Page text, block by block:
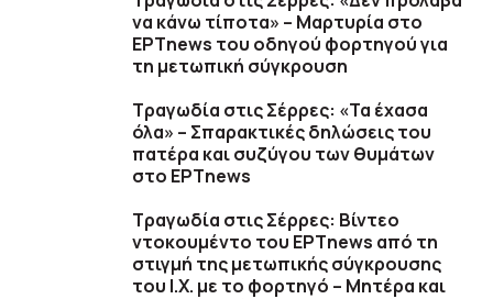
να κάνω τίποτα» – Μαρτυρία στο
ΕΡΤnews του οδηγού φορτηγού για
τη μετωπική σύγκρουση
Τραγωδία στις Σέρρες: «Τα έχασα
όλα» – Σπαρακτικές δηλώσεις του
πατέρα και συζύγου των θυμάτων
στο ΕΡΤnews
Τραγωδία στις Σέρρες: Βίντεο
ντοκουμέντο του ΕΡΤnews από τη
στιγμή της μετωπικής σύγκρουσης
του Ι.Χ. με το φορτηγό – Μητέρα και